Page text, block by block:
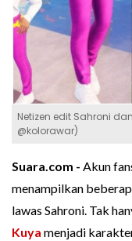
Netizen edit Sahroni
@kolorawar)
Suara.com - Akun
menampilkan
lawas Sahroni. Tak
Kuya menjadi